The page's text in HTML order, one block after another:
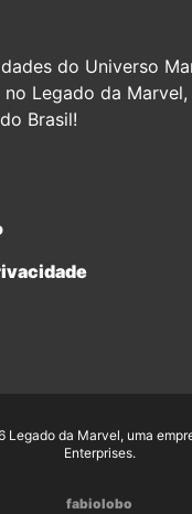
do Universo
Legado da
Brasil!
da Marvel, uma
Enterprises.
fabiolobo